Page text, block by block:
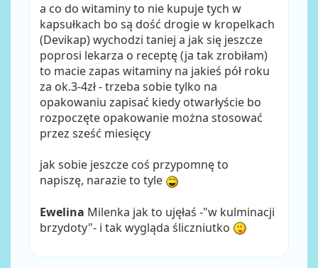
a co do witaminy to nie kupuje tych w
kapsułkach bo są dość drogie w kropelkach
(Devikap) wychodzi taniej a jak się jeszcze
poprosi lekarza o receptę (ja tak zrobiłam)
to macie zapas witaminy na jakieś pół roku
za ok.3-4zł - trzeba sobie tylko na
opakowaniu zapisać kiedy otwarłyście bo
rozpoczęte opakowanie można stosować
przez sześć miesięcy
jak sobie jeszcze coś przypomnę to
napiszę, narazie to tyle
Ewelina Milenka jak to ujęłaś -"w kulminacji
brzydoty"- i tak wygląda śliczniutko